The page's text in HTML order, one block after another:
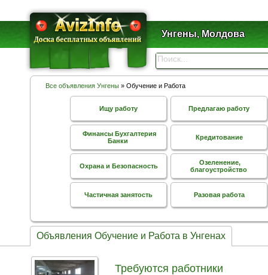
Унгены, Молдова
Все объявления Унгены » Обучение и Работа
Ищу работу Предлагаю работу
Финансы Бухгалтерия
Банки
Кредитование
Охрана и Безопасность
Озеленение,
благоустройство
Частичная занятость Разовая работа
Объявления Обучение и Работа в Унгенах
Требуются работники